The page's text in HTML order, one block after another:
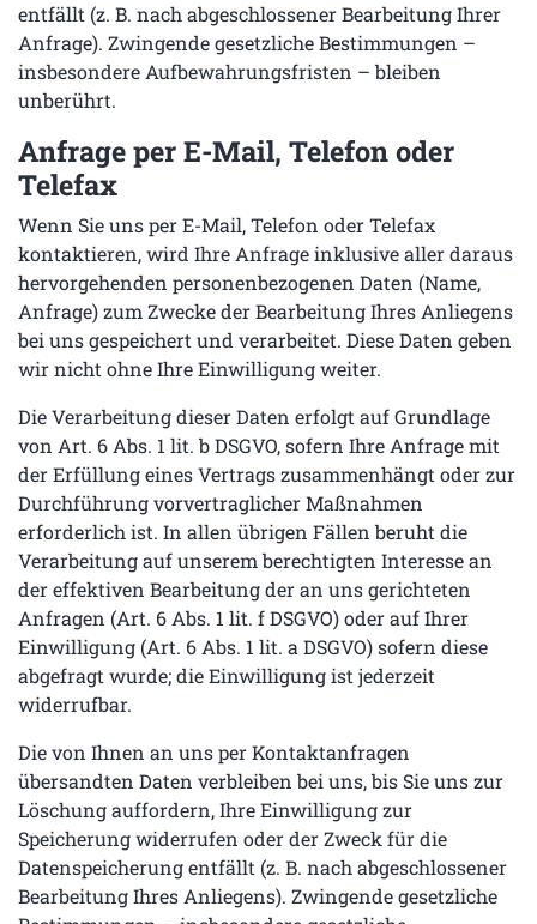
entfällt (z. B. nach abgeschlossener Bearbeitung Ihrer
Anfrage). Zwingende gesetzliche Bestimmungen –
insbesondere Aufbewahrungsfristen – bleiben
unberührt.
Anfrage per E-Mail, Telefon oder
Telefax
Wenn Sie uns per E-Mail, Telefon oder Telefax
kontaktieren, wird Ihre Anfrage inklusive aller daraus
hervorgehenden personenbezogenen Daten (Name,
Anfrage) zum Zwecke der Bearbeitung Ihres Anliegens
bei uns gespeichert und verarbeitet. Diese Daten geben
wir nicht ohne Ihre Einwilligung weiter.
Die Verarbeitung dieser Daten erfolgt auf Grundlage
von Art. 6 Abs. 1 lit. b DSGVO, sofern Ihre Anfrage mit
der Erfüllung eines Vertrags zusammenhängt oder zur
Durchführung vorvertraglicher Maßnahmen
erforderlich ist. In allen übrigen Fällen beruht die
Verarbeitung auf unserem berechtigten Interesse an
der effektiven Bearbeitung der an uns gerichteten
Anfragen (Art. 6 Abs. 1 lit. f DSGVO) oder auf Ihrer
Einwilligung (Art. 6 Abs. 1 lit. a DSGVO) sofern diese
abgefragt wurde; die Einwilligung ist jederzeit
widerrufbar.
Die von Ihnen an uns per Kontaktanfragen
übersandten Daten verbleiben bei uns, bis Sie uns zur
Löschung auffordern, Ihre Einwilligung zur
Speicherung widerrufen oder der Zweck für die
Datenspeicherung entfällt (z. B. nach abgeschlossener
Bearbeitung Ihres Anliegens). Zwingende gesetzliche